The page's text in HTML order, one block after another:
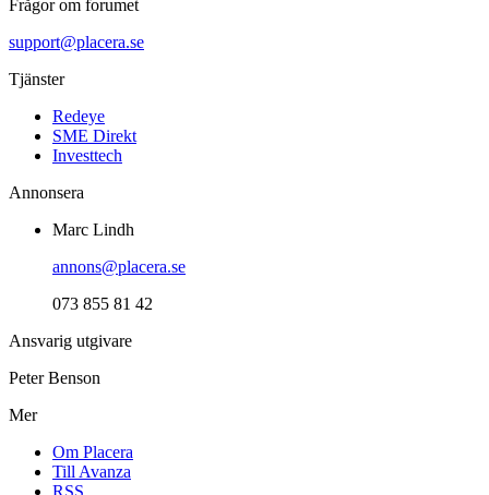
Frågor om forumet
support@placera.se
Tjänster
Redeye
SME Direkt
Investtech
Annonsera
Marc Lindh
annons@placera.se
073 855 81 42
Ansvarig utgivare
Peter Benson
Mer
Om Placera
Till Avanza